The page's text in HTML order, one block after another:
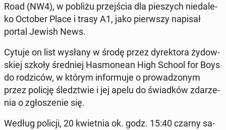
Road (NW4), w pobliżu przej­ścia dla pie­szych nie­da­le­
ko October Place i trasy A1, jako pierw­szy napisał
portal Jewish News.
Cytuje on list wysłany w środę przez dy­rek­to­ra ży­dow­
skiej szkoły śred­niej Ha­smo­ne­an High School for Boys
do ro­dzi­ców, w którym in­for­mu­je o pro­wa­dzo­nym
przez policję śledz­twie i jej apelu do świad­ków zda­rze­
nia o zgło­sze­nie się.
Według policji, 20 kwiet­nia ok. godz. 15:40 czarny sa­